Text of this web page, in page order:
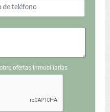
ofertas inmobiliarias